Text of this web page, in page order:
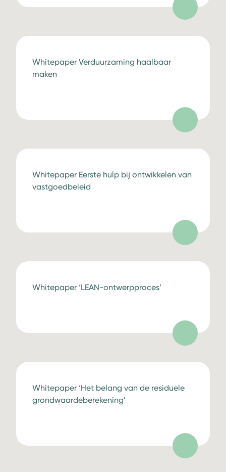
Whitepaper Verduurzaming haalbaar
maken
Whitepaper Eerste hulp bij ontwikkelen van
vastgoedbeleid
Whitepaper ‘LEAN-ontwerpproces’
Whitepaper ‘Het belang van de residuele
grondwaardeberekening’